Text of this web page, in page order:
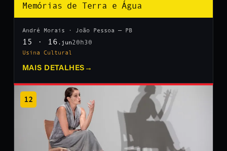
Memórias de Terra e Água
André Morais · João Pessoa — PB
15 · 16 .jun20h30
Usina Cultural
MAIS DETALHES →
12